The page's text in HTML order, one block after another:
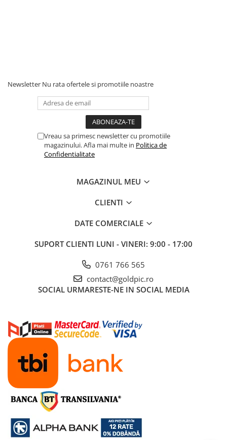
Newsletter Nu rata ofertele si promotiile noastre
Vreau sa primesc newsletter cu promotiile
magazinului. Afla mai multe in Politica de
Confidentialitate
MAGAZINUL MEU
CLIENTI
DATE COMERCIALE
SUPORT CLIENTI LUNI - VINERI: 9:00 - 17:00
0761 766 565
contact@goldpic.ro
SOCIAL URMARESTE-NE IN SOCIAL MEDIA